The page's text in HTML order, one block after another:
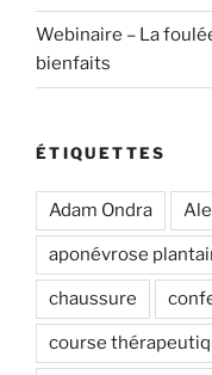
Webinaire – La
bienfaits
ÉTIQUETTES
Adam Ondra
aponévrose
chaussure
course